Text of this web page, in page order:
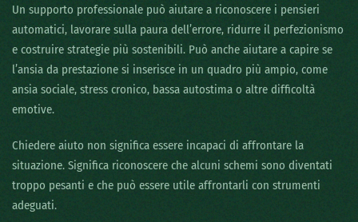
Un supporto professionale può aiutare a riconoscere i pensieri
automatici, lavorare sulla paura dell’errore, ridurre il perfezionismo
e costruire strategie più sostenibili. Può anche aiutare a capire se
l’ansia da prestazione si inserisce in un quadro più ampio, come
ansia sociale, stress cronico, bassa autostima o altre difficoltà
emotive.
Chiedere aiuto non significa essere incapaci di affrontare la
situazione. Significa riconoscere che alcuni schemi sono diventati
troppo pesanti e che può essere utile affrontarli con strumenti
adeguati.